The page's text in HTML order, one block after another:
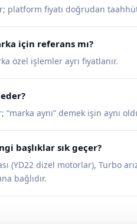
platform fiyatı doğrudan
için referans mı?
özel işlemler ayrı fiyatlanır.
aynı” demek işin aynı
başlıklar sık geçer?
(YD22 dizel motorlar), Turbo
bağlıdır.